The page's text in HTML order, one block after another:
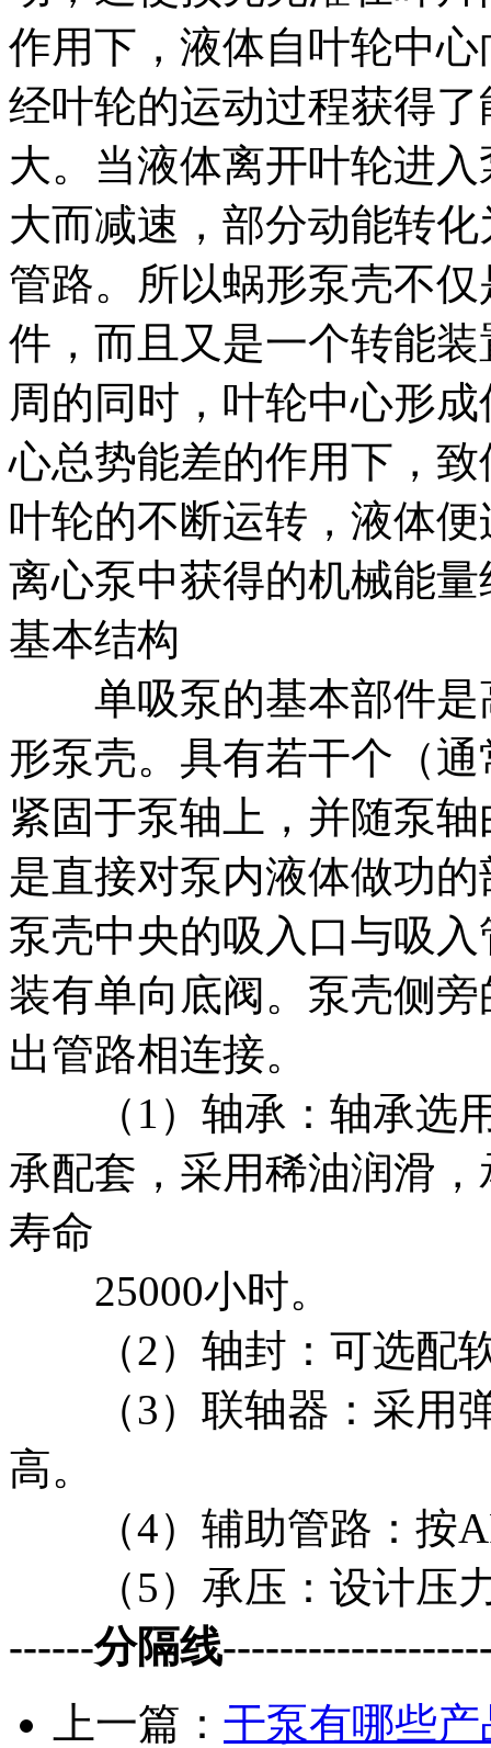
作用下，液体自叶轮中
经叶轮的运动过程获得
大。当液体离开叶轮进
大而减速，部分动能转
管路。所以蜗形泵壳不
件，而且又是一个转能
周的同时，叶轮中心形
心总势能差的作用下，
叶轮的不断运转，液体
离心泵中获得的机械能
基本结构
单吸泵的基本部件是
形泵壳。具有若干个（
紧固于泵轴上，并随泵
是直接对泵内液体做功
泵壳中央的吸入口与吸
装有单向底阀。泵壳侧
出管路相连接。
（1）轴承：轴承选用
承配套，采用稀油润滑
寿命
25000小时。
（2）轴封：可选配
（3）联轴器：采用弹
高。
（4）辅助管路：按
（5）承压：设计压力
------分隔线
上一篇： 干泵有哪些